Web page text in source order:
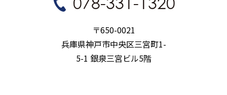
〒650-0021
兵庫県神戸市中央区三宮町1-
5-1 銀泉三宮ビル5階